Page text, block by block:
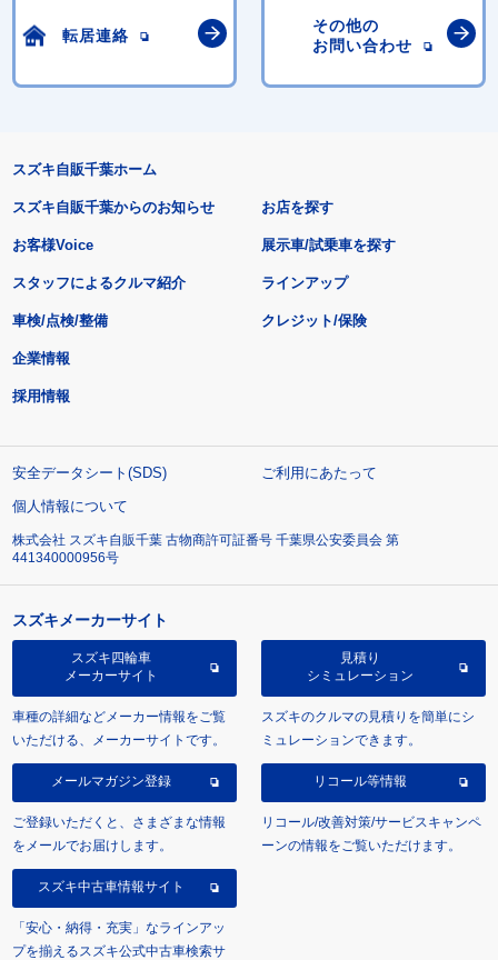
転居連絡
その他の
お問い合わせ
スズキ自販千葉ホーム
スズキ自販千葉からのお知らせ
お客様Voice
スタッフによるクルマ紹介
お店を探す
展示車/試乗車を探す
ラインアップ
車検/点検/整備 クレジット/保険
企業情報
採用情報
安全データシート(SDS)
ご利用にあたって
個人情報について
株式会社 スズキ自販千葉 古物商許可証番号 千葉県公安委員会 第
441340000956号
スズキメーカーサイト
スズキ四輪車
メーカーサイト
車種の詳細などメーカー情報をご覧
いただける、メーカーサイトです。
見積り
シミュレーション
スズキのクルマの見積りを簡単にシ
ミュレーションできます。
メールマガジン登録
ご登録いただくと、さまざまな情報
をメールでお届けします。
リコール等情報
リコール/改善対策/サービスキャンペ
ーンの情報をご覧いただけます。
スズキ中古車情報サイト
「安心・納得・充実」なラインアッ
プを揃えるスズキ公式中古車検索サ